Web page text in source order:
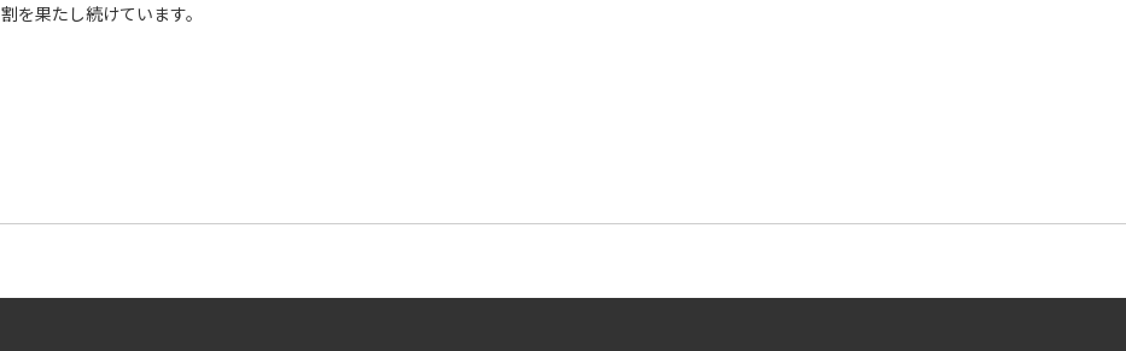
割を果たし続けています。